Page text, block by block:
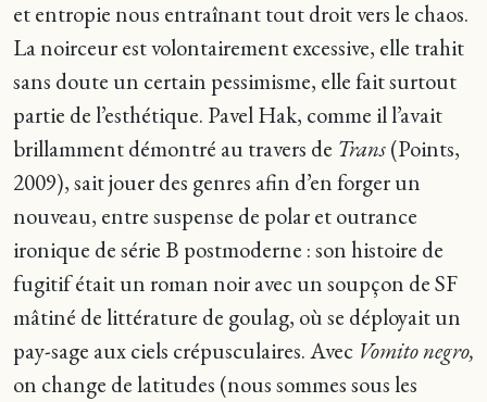
et entropie nous entraînant tout droit vers le chaos.
La noirceur est volontairement excessive, elle trahit
sans doute un certain pessimisme, elle fait surtout
partie de l’esthétique. Pavel Hak, comme il l’avait
brillamment démontré au travers de Trans(Points,
2009), sait jouer des genres afin d’en forger un
nouveau, entre suspense de polar et outrance
ironique de série B postmoderne : son histoire de
fugitif était un roman noir avec un soupçon de SF
mâtiné de littérature de goulag, où se déployait un
pay-sage aux ciels crépusculaires. Avec Vomito negro,
on change de latitudes (nous sommes sous les